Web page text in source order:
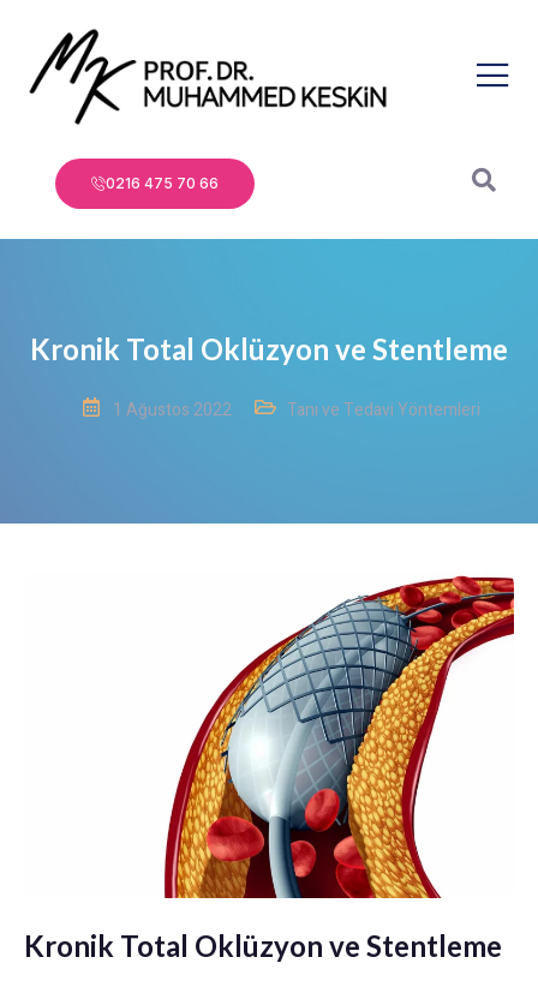
0216 475 70 66
Kronik Total Oklüzyon ve Stentleme
1 Ağustos 2022 Tanı ve Tedavi Yöntemleri
Kronik Total Oklüzyon ve Stentleme